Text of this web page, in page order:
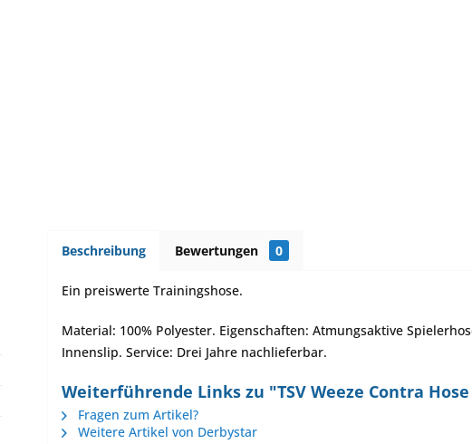
Beschreibung Bewertungen 0
Ein preiswerte Trainingshose.
Material: 100% Polyester. Eigenschaften: Atmungsaktive
Innenslip. Service: Drei Jahre nachlieferbar.
Weiterführende Links zu "TSV Weeze Contra Hose
Fragen zum Artikel?
Weitere Artikel von Derbystar